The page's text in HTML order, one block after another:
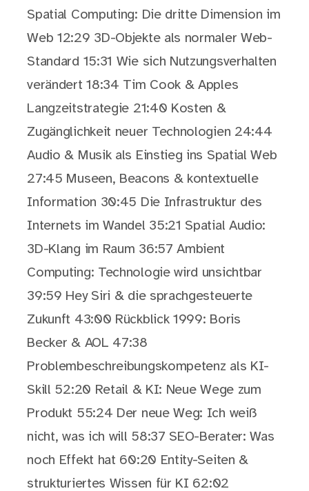
Spatial Computing: Die dritte Dimension im
Web 12:29 3D-Objekte als normaler Web-
Standard 15:31 Wie sich Nutzungsverhalten
verändert 18:34 Tim Cook & Apples
Langzeitstrategie 21:40 Kosten &
Zugänglichkeit neuer Technologien 24:44
Audio & Musik als Einstieg ins Spatial Web
27:45 Museen, Beacons & kontextuelle
Information 30:45 Die Infrastruktur des
Internets im Wandel 35:21 Spatial Audio:
3D-Klang im Raum 36:57 Ambient
Computing: Technologie wird unsichtbar
39:59 Hey Siri & die sprachgesteuerte
Zukunft 43:00 Rückblick 1999: Boris
Becker & AOL 47:38
Problembeschreibungskompetenz als KI-
Skill 52:20 Retail & KI: Neue Wege zum
Produkt 55:24 Der neue Weg: Ich weiß
nicht, was ich will 58:37 SEO-Berater: Was
noch Effekt hat 60:20 Entity-Seiten &
strukturiertes Wissen für KI 62:02